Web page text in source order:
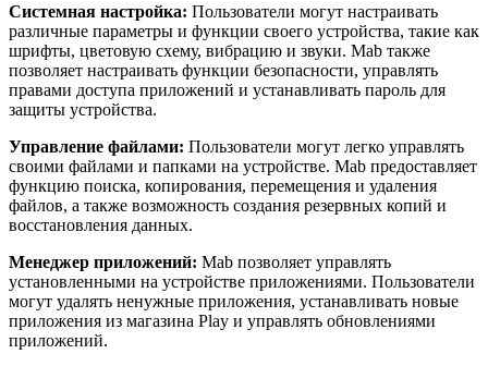
Системная настройка: Пользователи могут настраивать
различные параметры и функции своего устройства, такие как
шрифты, цветовую схему, вибрацию и звуки. Mab также
позволяет настраивать функции безопасности, управлять
правами доступа приложений и устанавливать пароль для
защиты устройства.
Управление файлами: Пользователи могут легко управлять
своими файлами и папками на устройстве. Mab предоставляет
функцию поиска, копирования, перемещения и удаления
файлов, а также возможность создания резервных копий и
восстановления данных.
Менеджер приложений: Mab позволяет управлять
установленными на устройстве приложениями. Пользователи
могут удалять ненужные приложения, устанавливать новые
приложения из магазина Play и управлять обновлениями
приложений.